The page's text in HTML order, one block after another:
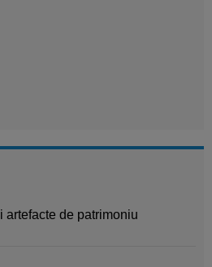
artefacte de patrimoniu